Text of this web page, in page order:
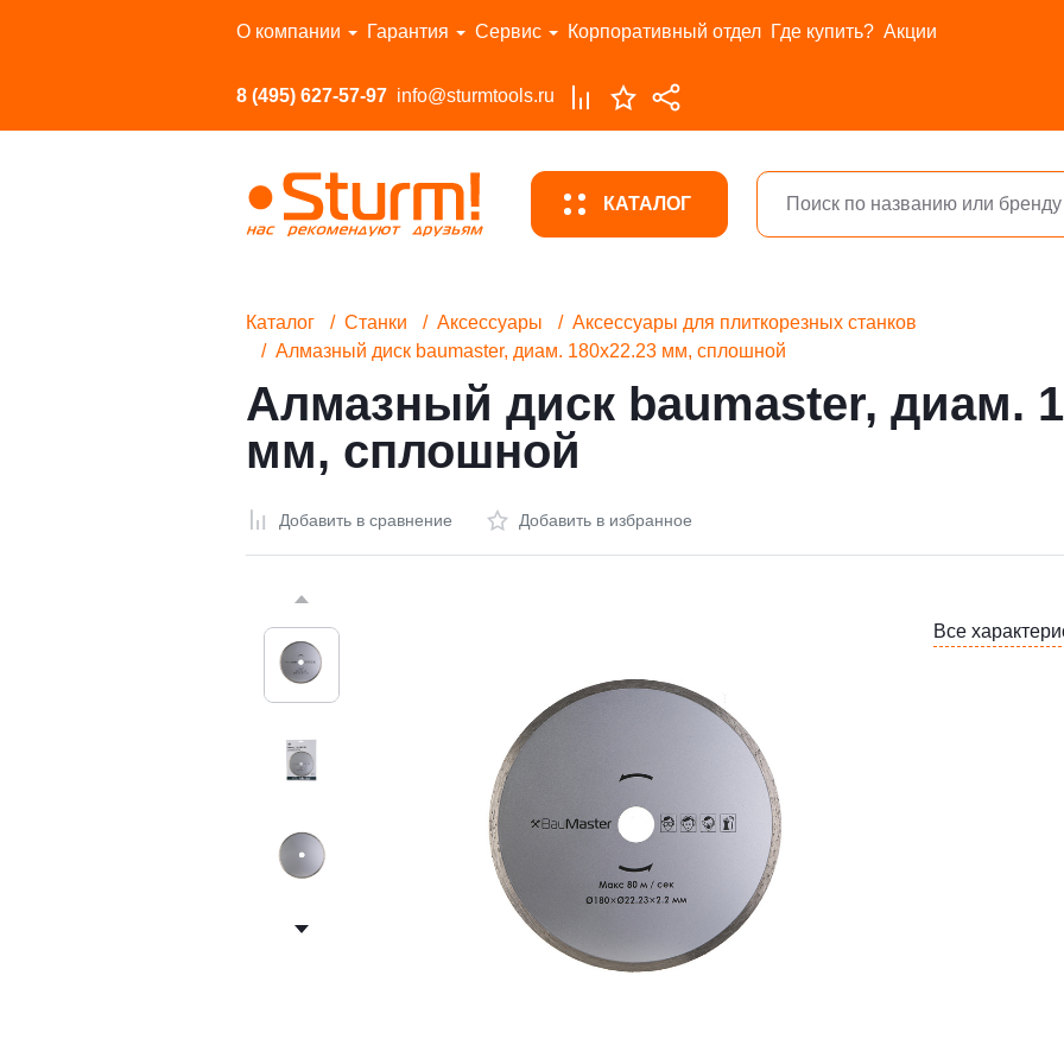
О компании Гарантия Сервис Корпоративный отдел Где купить? Акции
8 (495) 627-57-97 info@sturmtools.ru
КАТАЛОГ
Перейти в каталог
Каталог Станки Аксессуары
Аксессуары для плиткорезных станков
Алмазный диск baumaster, диам. 180x22.23 мм, сплошной
Алмазный диск baumaster, диам.
мм, сплошной
Добавить в сравнение Добавить в избранное
Все